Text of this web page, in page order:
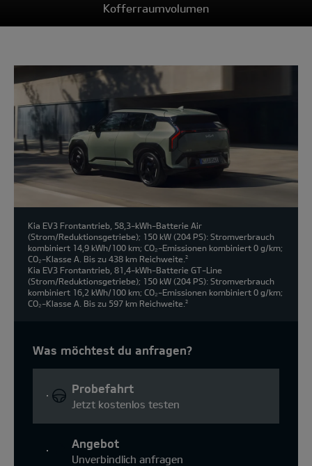
Kofferraumvolumen
wählen:
Kia EV3 Frontantrieb, 58,3-kWh-Batterie Air
(Strom/Reduktionsgetriebe); 150 kW (204 PS): Stromverbrauch
kombiniert 14,9 kWh/100 km; CO₂-Emissionen kombiniert 0 g/km;
CO₂-Klasse A. Bis zu 438 km Reichweite. 2
Kia EV3 Frontantrieb, 81,4-kWh-Batterie GT-Line
(Strom/Reduktionsgetriebe); 150 kW (204 PS): Stromverbrauch
kombiniert 16,2 kWh/100 km; CO₂-Emissionen kombiniert 0 g/km;
CO₂-Klasse A. Bis zu 597 km Reichweite. 2
Was möchtest du anfragen?
Probefahrt
Jetzt kostenlos testen
Angebot
Unverbindlich anfragen